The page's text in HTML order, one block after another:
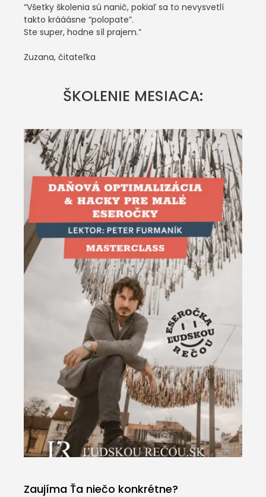
“Všetky školenia sú nanič, pokiaľ sa to nevysvetlí
takto krááásne “polopate”.
Ste super, hodne síl prajem.”
Zuzana, čitateľka
ŠKOLENIE MESIACA:
Zaujíma Ťa niečo konkrétne?